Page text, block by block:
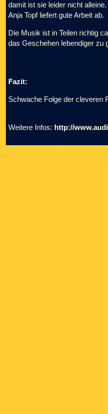
damit ist sie leider nicht
Anja Topf liefert gute Arbeit ab.
Die Musik ist in Teilen richtig
das Geschehen lebendiger zu
Fazit:
Schwache Folge der cleveren
Weitere Infos: http://